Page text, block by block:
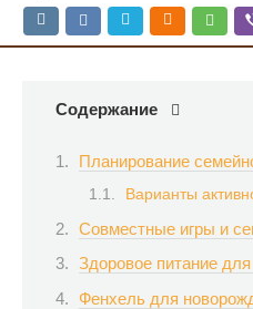
Содержание
Планирование
Варианты
Совместные игры и
Здоровое питание
Фенхель для